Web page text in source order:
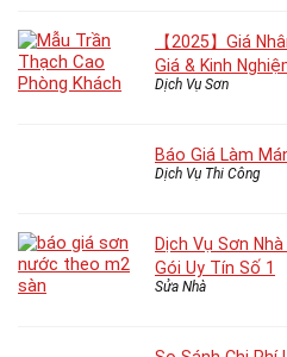
【2025】Giá
Giá & Kinh
Dịch Vụ Sơn
Báo Giá Làm
Dịch Vụ Thi Công
Dịch Vụ Sơn
Gói Uy Tín Số 1
Sửa Nhà